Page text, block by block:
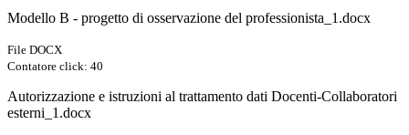
Modello B - progetto di osservazione del professionista_1.docx
File DOCX
Contatore click: 40
Autorizzazione e istruzioni al trattamento dati Docenti-Collaboratori
esterni_1.docx